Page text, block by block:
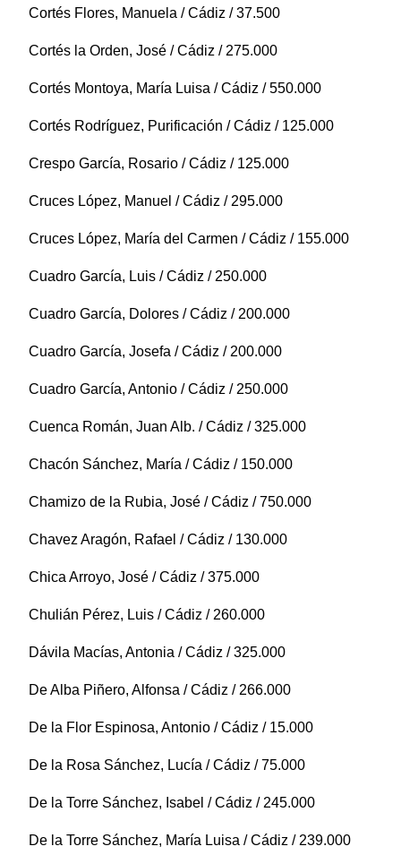
Cortés Flores, Manuela / Cádiz / 37.500
Cortés la Orden, José / Cádiz / 275.000
Cortés Montoya, María Luisa / Cádiz / 550.000
Cortés Rodríguez, Purificación / Cádiz / 125.000
Crespo García, Rosario / Cádiz / 125.000
Cruces López, Manuel / Cádiz / 295.000
Cruces López, María del Carmen / Cádiz / 155.000
Cuadro García, Luis / Cádiz / 250.000
Cuadro García, Dolores / Cádiz / 200.000
Cuadro García, Josefa / Cádiz / 200.000
Cuadro García, Antonio / Cádiz / 250.000
Cuenca Román, Juan Alb. / Cádiz / 325.000
Chacón Sánchez, María / Cádiz / 150.000
Chamizo de la Rubia, José / Cádiz / 750.000
Chavez Aragón, Rafael / Cádiz / 130.000
Chica Arroyo, José / Cádiz / 375.000
Chulián Pérez, Luis / Cádiz / 260.000
Dávila Macías, Antonia / Cádiz / 325.000
De Alba Piñero, Alfonsa / Cádiz / 266.000
De la Flor Espinosa, Antonio / Cádiz / 15.000
De la Rosa Sánchez, Lucía / Cádiz / 75.000
De la Torre Sánchez, Isabel / Cádiz / 245.000
De la Torre Sánchez, María Luisa / Cádiz / 239.000